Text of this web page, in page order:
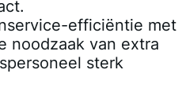
efficiëntie met
noodzaak van extra
sterk